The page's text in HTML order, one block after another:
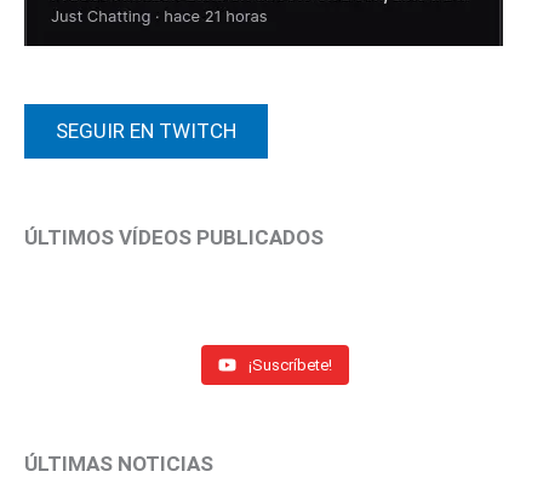
SEGUIR EN TWITCH
ÚLTIMOS VÍDEOS PUBLICADOS
¡Suscríbete!
ÚLTIMAS NOTICIAS